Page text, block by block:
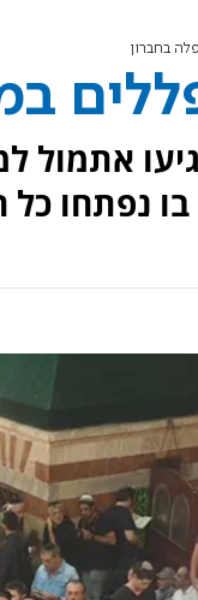
נפתחו